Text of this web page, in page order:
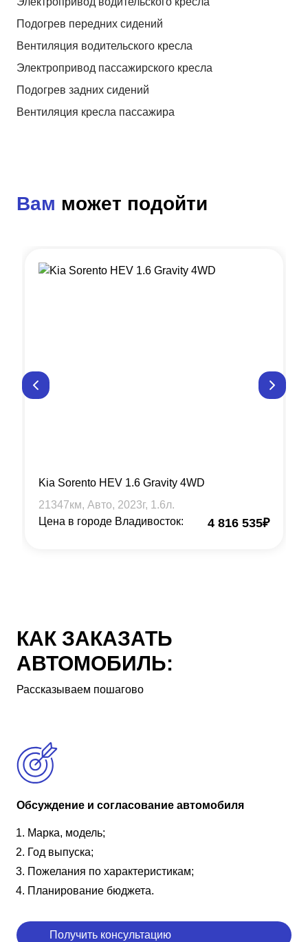
Подогрев передних сидений
Вентиляция водительского кресла
Электропривод пассажирского кресла
Подогрев задних сидений
Вентиляция кресла пассажира
Вам может подойти
Kia Sorento HEV 1.6 Gravity 4WD
21347км, Авто, 2023г, 1.6л.
Цена в городе Владивосток:
4 816 535₽
КАК ЗАКАЗАТЬ
АВТОМОБИЛЬ:
Рассказываем пошагово
Обсуждение и согласование автомобиля
Марка, модель;
Год выпуска;
Пожелания по характеристикам;
Планирование бюджета.
Получить консультацию